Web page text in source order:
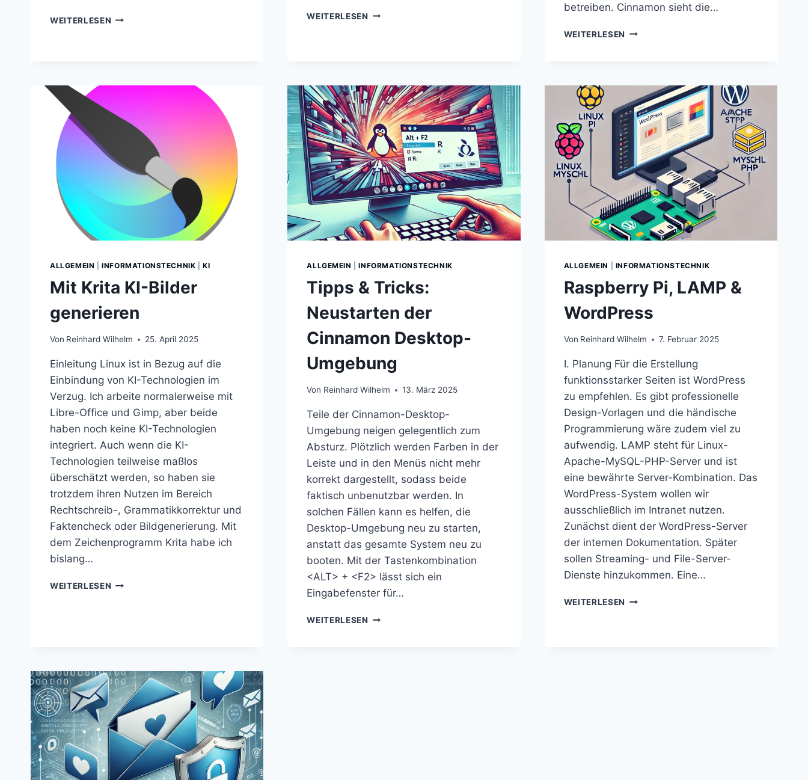
WEITERLESEN BYE,
WEITERLESEN VERSCHLÜSSELTE
betreiben. Cinnamon sieht die…
WEITERLESEN CINNAMON
ARBEITSFLÄCHEN
BEZEICHNEN
ALLGEMEIN |INFORMATIONSTECHNIK |KI
Mit Krita KI-Bilder
generieren
Von Reinhard Wilhelm 25. April 2025
Einleitung Linux ist in Bezug auf die
Einbindung von KI-Technologien im
Verzug. Ich arbeite normalerweise mit
Libre-Office und Gimp, aber beide
haben noch keine KI-Technologien
integriert. Auch wenn die KI-
Technologien teilweise maßlos
überschätzt werden, so haben sie
trotzdem ihren Nutzen im Bereich
Rechtschreib-, Grammatikkorrektur und
Faktencheck oder Bildgenerierung. Mit
dem Zeichenprogramm Krita habe ich
bislang…
WEITERLESEN MIT
ALLGEMEIN |INFORMATIONSTECHNIK
Tipps & Tricks:
Neustarten der
Cinnamon Desktop-
Umgebung
Von Reinhard Wilhelm 13. März 2025
Teile der Cinnamon-Desktop-
Umgebung neigen gelegentlich zum
Absturz. Plötzlich werden Farben in der
Leiste und in den Menüs nicht mehr
korrekt dargestellt, sodass beide
faktisch unbenutzbar werden. In
solchen Fällen kann es helfen, die
Desktop-Umgebung neu zu starten,
anstatt das gesamte System neu zu
booten. Mit der Tastenkombination
<ALT> + <F2> lässt sich ein
Eingabefenster für…
WEITERLESEN TIPPS
ALLGEMEIN INFORMATIONSTECHNIK
Raspberry Pi, LAMP &
WordPress
Von Reinhard Wilhelm 7. Februar 2025
I. Planung Für die Erstellung
funktionsstarker Seiten ist WordPress
zu empfehlen. Es gibt professionelle
Design-Vorlagen und die händische
Programmierung wäre zudem viel zu
aufwendig. LAMP steht für Linux-
Apache-MySQL-PHP-Server und ist
eine bewährte Server-Kombination. Das
WordPress-System wollen wir
ausschließlich im Intranet nutzen.
Zunächst dient der WordPress-Server
der internen Dokumentation. Später
sollen Streaming- und File-Server-
Dienste hinzukommen. Eine…
WEITERLESEN RASPBERRY